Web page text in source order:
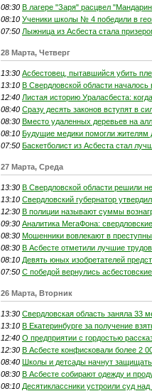
08:30 В лагере "Заря" расцвел
08:10 Ученики школы № 4 победили в
07:50 Лыжница из Асбеста стала
28 Марта, Четверг
13:30 Асбестовец, пытавшийся убить
13:10 В Свердловской области началось
12:40 Листая историю Ураласбеста:
08:40 Сразу десять законов вступят в
08:30 Вместо удаленных деревьев на
08:10 Будущие медики помогли жителям
07:50 Баскетболист из Асбеста стал
27 Марта, Среда
13:30 В Свердловской области решили
13:10 Свердловский губернатор
12:30 В полиции называют суммы
09:30 Аналитика МегаФона:
08:30 Мошенники вовлекают в
08:30 В Асбесте отметили лучшие
08:10 Девять юных изобретателей
07:50 С победой вернулись
26 Марта, Вторник
13:30 Свердловская область заняла 33
13:10 В Екатеринбурге за получение
12:40 О предприятии с гордостью
12:30 В Асбесте конфисковали более 2
08:40 Школы и детсады начнут защищать
08:30 В Асбесте собирают одежду и
08:10 Десятиклассники устроили суд